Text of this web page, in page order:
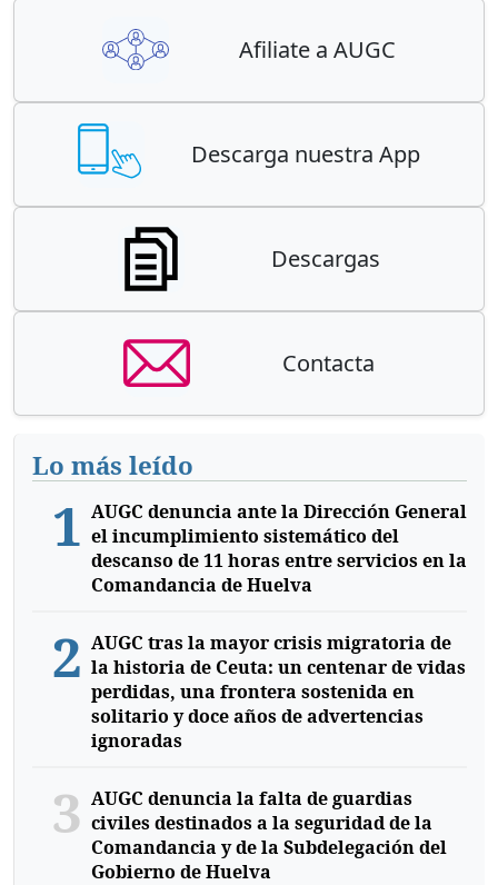
Afiliate a AUGC
Descarga nuestra App
Descargas
Contacta
Lo más leído
1 AUGC denuncia ante la Dirección General
el incumplimiento sistemático del
descanso de 11 horas entre servicios en la
Comandancia de Huelva
2 AUGC tras la mayor crisis migratoria de
la historia de Ceuta: un centenar de vidas
perdidas, una frontera sostenida en
solitario y doce años de advertencias
ignoradas
3 AUGC denuncia la falta de guardias
civiles destinados a la seguridad de la
Comandancia y de la Subdelegación del
Gobierno de Huelva